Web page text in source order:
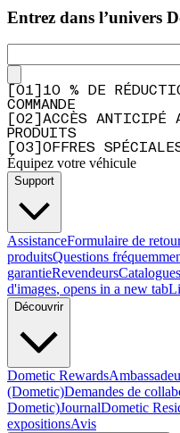
Entrez dans l’univers
01
10 % DE
COMMANDE
02
ACCÈS ANTICIPÉ
PRODUITS
03 OFFRES
Équipez votre véhicule
Support
AssistanceFormulaire de
produitsQuestions
garantieRevendeursCatalogues
d'images, opens in a new tab
Découvrir
Dometic Rewards
(Dometic)Demandes de
Dometic)JournalDometic
expositionsAvis